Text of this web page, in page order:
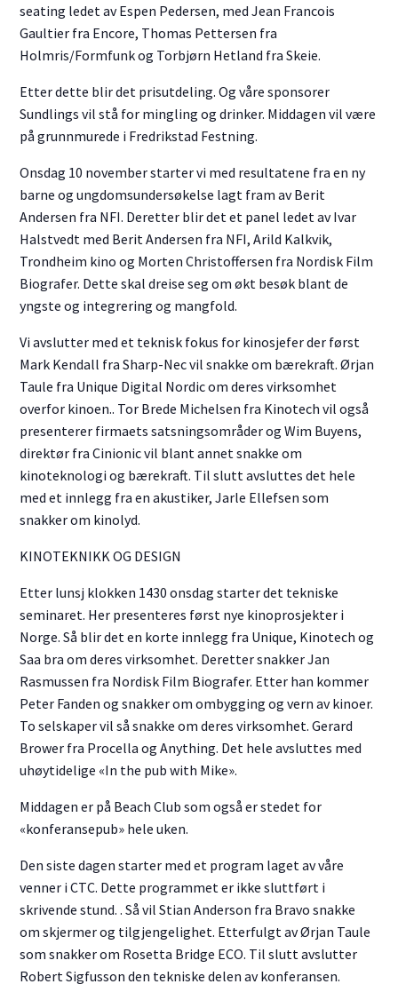
seating ledet av Espen Pedersen, med Jean Francois
Gaultier fra Encore, Thomas Pettersen fra
Holmris/Formfunk og Torbjørn Hetland fra Skeie.
Etter dette blir det prisutdeling. Og våre sponsorer
Sundlings vil stå for mingling og drinker. Middagen vil være
på grunnmurede i Fredrikstad Festning.
Onsdag 10 november starter vi med resultatene fra en ny
barne og ungdomsundersøkelse lagt fram av Berit
Andersen fra NFI. Deretter blir det et panel ledet av Ivar
Halstvedt med Berit Andersen fra NFI, Arild Kalkvik,
Trondheim kino og Morten Christoffersen fra Nordisk Film
Biografer. Dette skal dreise seg om økt besøk blant de
yngste og integrering og mangfold.
Vi avslutter med et teknisk fokus for kinosjefer der først
Mark Kendall fra Sharp-Nec vil snakke om bærekraft. Ørjan
Taule fra Unique Digital Nordic om deres virksomhet
overfor kinoen.. Tor Brede Michelsen fra Kinotech vil også
presenterer firmaets satsningsområder og Wim Buyens,
direktør fra Cinionic vil blant annet snakke om
kinoteknologi og bærekraft. Til slutt avsluttes det hele
med et innlegg fra en akustiker, Jarle Ellefsen som
snakker om kinolyd.
KINOTEKNIKK OG DESIGN
Etter lunsj klokken 1430 onsdag starter det tekniske
seminaret. Her presenteres først nye kinoprosjekter i
Norge. Så blir det en korte innlegg fra Unique, Kinotech og
Saa bra om deres virksomhet. Deretter snakker Jan
Rasmussen fra Nordisk Film Biografer. Etter han kommer
Peter Fanden og snakker om ombygging og vern av kinoer.
To selskaper vil så snakke om deres virksomhet. Gerard
Brower fra Procella og Anything. Det hele avsluttes med
uhøytidelige «In the pub with Mike».
Middagen er på Beach Club som også er stedet for
«konferansepub» hele uken.
Den siste dagen starter med et program laget av våre
venner i CTC. Dette programmet er ikke sluttført i
skrivende stund. . Så vil Stian Anderson fra Bravo snakke
om skjermer og tilgjengelighet. Etterfulgt av Ørjan Taule
som snakker om Rosetta Bridge ECO. Til slutt avslutter
Robert Sigfusson den tekniske delen av konferansen.